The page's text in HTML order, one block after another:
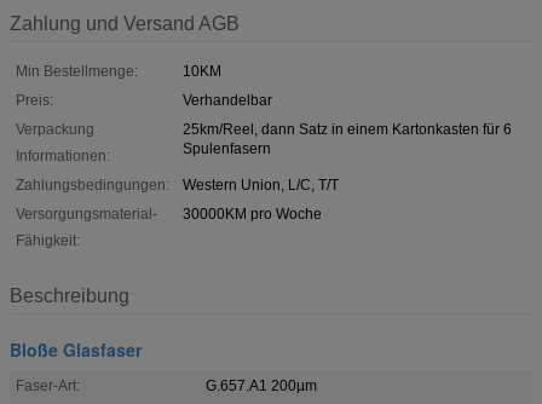
Zahlung und Versand AGB
Min Bestellmenge:
10KM
Preis:
Verhandelbar
Verpackung
Informationen:
25km/Reel, dann Satz in einem Kartonkasten für 6
Spulenfasern
Zahlungsbedingungen:
Western Union, L/C, T/T
Versorgungsmaterial-
Fähigkeit:
30000KM pro Woche
Beschreibung
Bloße Glasfaser
Faser-Art:
G.657.A1 200µm